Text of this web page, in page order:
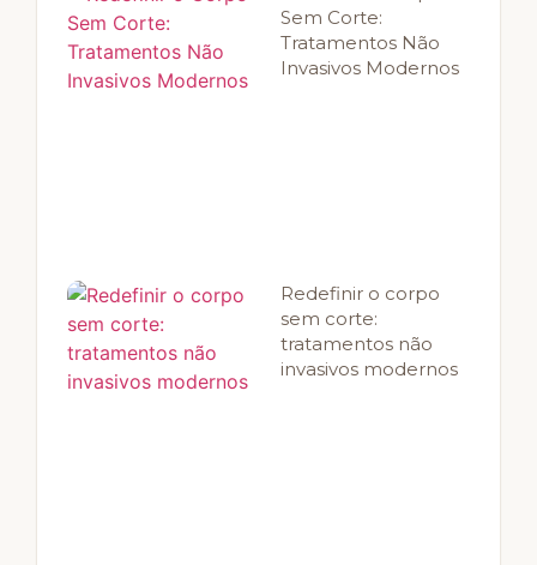
Sem Corte:
Tratamentos Não
Invasivos Modernos
Redefinir o corpo
sem corte:
tratamentos não
invasivos modernos